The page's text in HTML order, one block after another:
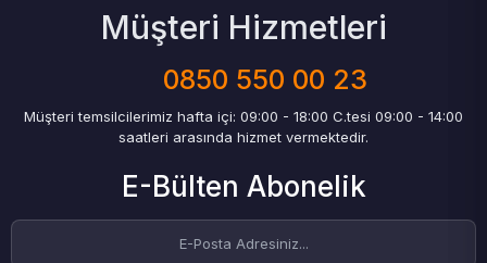
Müşteri Hizmetleri
0850 550 00 23
Müşteri temsilcilerimiz hafta içi: 09:00 - 18:00 C.tesi 09:00 - 14:00
saatleri arasında hizmet vermektedir.
E-Bülten Abonelik